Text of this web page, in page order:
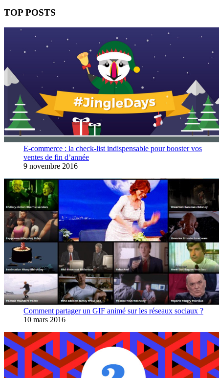
TOP POSTS
E-commerce : la check-list indispensable pour booster vos
ventes de fin d’année
9 novembre 2016
Comment partager un GIF animé sur les réseaux sociaux ?
10 mars 2016